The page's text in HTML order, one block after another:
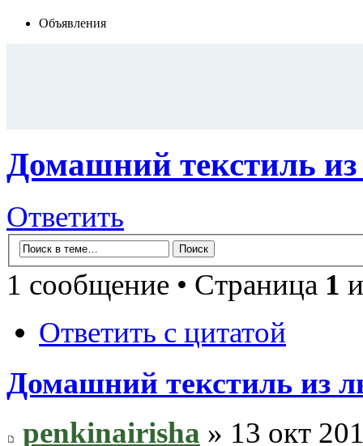
Объявления
Домашний текстиль из
Ответить
1 сообщение • Страница 1
Ответить с цитатой
Домашний текстиль из
penkinairisha » 13 окт